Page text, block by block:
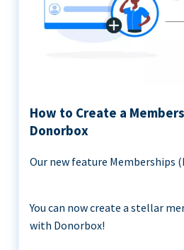
How to Create a
Donorbox
Our new feature Memberships
You can now create a stellar
with Donorbox!